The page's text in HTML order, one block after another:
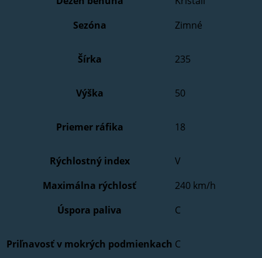
Sezóna
Zimné
Šírka 235
Výška 50
Priemer ráfika 18
Rýchlostný index
V
Maximálna rýchlosť
240 km/h
Úspora paliva
C
Priľnavosť v mokrých podmienkach C